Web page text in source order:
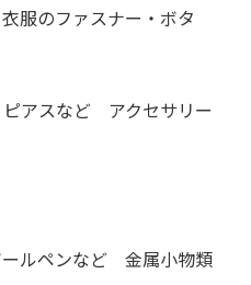
服のファスナー・ボタ
アスなど アクセサリー
ルペンなど 金属小物類